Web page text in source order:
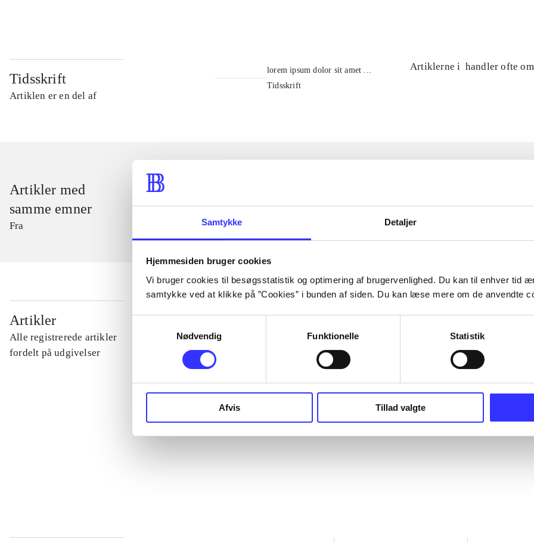
Samtykke Detaljer
Hjemmesiden bruger cookies
Vi bruger cookies til besøgsstatistik og optimering af brugervenlighed. Du kan til enhver tid
samtykke ved at klikke på ”Cookies” i bunden af siden. Du kan læse mere om de anvendte
Nødvendig
Funktionelle Statistik
Afvis Tillad valgte
Tidsskrift
Artiklen er en del af
lorem ipsum dolor sit amet ...
Tidsskrift
Artiklerne i handler ofte om
Artikler med
samme emner
Fra
Artikler
Alle registrerede artikler
fordelt på udgivelser
...